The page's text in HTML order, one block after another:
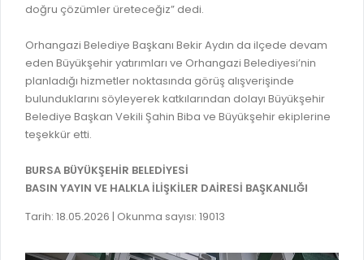
KALITE BELGELERIMIZ
KVKK AYDINLATMA METNI
YÖNETMELIKLER / YÖNERGELER
KAMU HİZMET STANDARTLARI (KAHİS)
SANAL TURLAR
KURUMLAR
RUHSATLI HAFRİYAT ALANLARI
ŞİKAYET TAKİBİ (KURUMLAR)
MÜHENDİS, MİMAR VE SÜRVEYAN KAYITLARI (İLÇE
VEFAT KAYDI GİRİŞİ (İLÇE BELEDİYELER)
YER SEÇİM BELGESİ, MOBİL VE SAHA DOLABI BAŞVURULARI
doğru çözümler üreteceğiz” dedi.
Orhangazi Belediye Başkanı Bekir Aydın da ilçede devam
eden Büyükşehir yatırımları ve Orhangazi Belediyesi’nin
planladığı hizmetler noktasında görüş alışverişinde
bulunduklarını söyleyerek katkılarından dolayı Büyükşehir
Belediye Başkan Vekili Şahin Biba ve Büyükşehir ekiplerine
teşekkür etti.
BURSA BÜYÜKŞEHİR BELEDİYESİ
BASIN YAYIN VE HALKLA İLİŞKİLER DAİRESİ BAŞKANLIĞI
Tarih: 18.05.2026 | Okunma sayısı: 19013